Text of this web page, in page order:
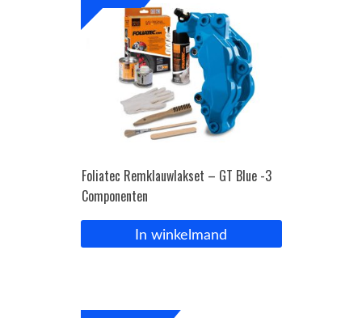
OPC Line
Bedrijfswagen parts
Inloggen / Registreren
Foliatec Remklauwlakset – GT Blue -3
Componenten
In winkelmand